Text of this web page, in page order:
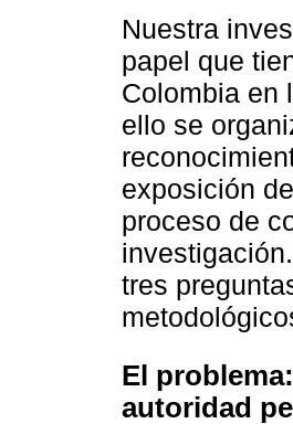
Nuestra
papel que
Colombia en
ello se
exposición
proceso de
tres
El
autoridad